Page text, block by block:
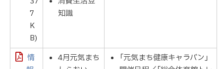
7
K
B)
知識
情
4月元気まち
「元気まち健康キャラバン」